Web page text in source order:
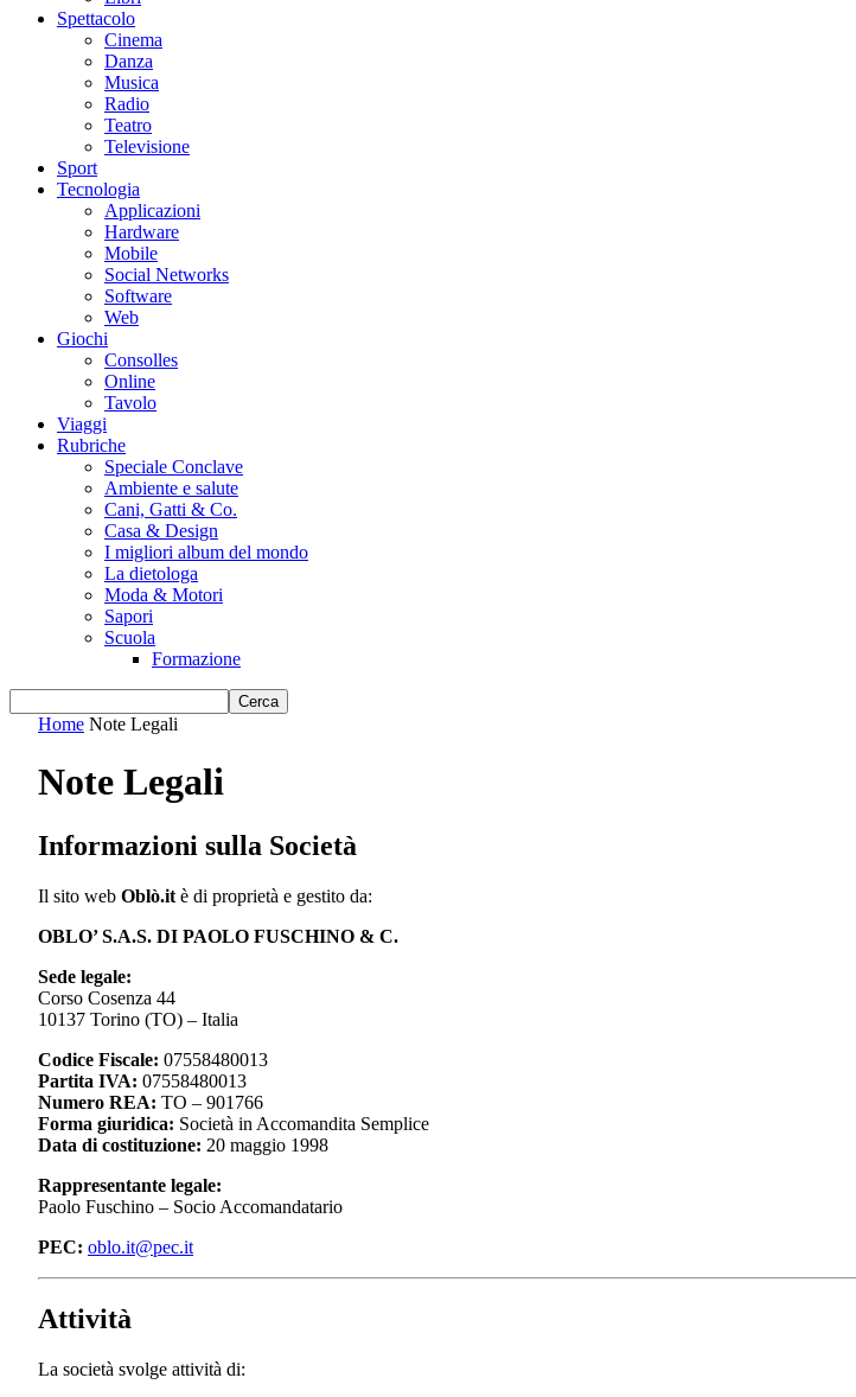
Spettacolo
Cinema
Danza
Musica
Radio
Teatro
Televisione
Sport
Tecnologia
Applicazioni
Hardware
Mobile
Social Networks
Software
Web
Giochi
Consolles
Online
Tavolo
Viaggi
Rubriche
Speciale Conclave
Ambiente e salute
Cani, Gatti & Co.
Casa & Design
I migliori album del mondo
La dietologa
Moda & Motori
Sapori
Scuola
Formazione
Home Note Legali
Note Legali
Informazioni sulla Società
Il sito web Oblò.it è di proprietà e gestito da:
OBLO’ S.A.S. DI PAOLO FUSCHINO & C.
Sede legale:
Corso Cosenza 44
10137 Torino (TO) – Italia
Codice Fiscale: 07558480013
Partita IVA: 07558480013
Numero REA: TO – 901766
Forma giuridica: Società in Accomandita Semplice
Data di costituzione: 20 maggio 1998
Rappresentante legale:
Paolo Fuschino – Socio Accomandatario
PEC: oblo.it@pec.it
Attività
La società svolge attività di: